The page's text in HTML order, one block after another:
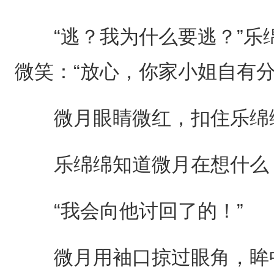
“逃？我为什么要逃？”乐
微笑：“放心，你家小姐自有
微月眼睛微红，扣住乐绵
乐绵绵知道微月在想什么
“我会向他讨回了的！”
微月用袖口掠过眼角，眸